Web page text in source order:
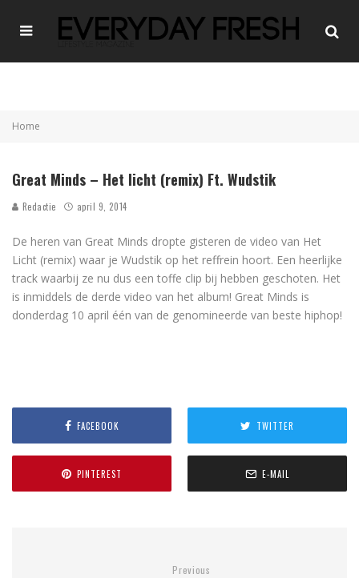
Home
Great Minds – Het licht (remix) Ft. Wudstik
Redactie april 9, 2014
De heren van Great Minds dropte gisteren de video van Het
Licht (remix) waar je Wudstik op het reffrein hoort. Een heerlijke
track waarbij ze nu dus een toffe clip bij hebben geschoten. Het
is inmiddels de derde video van het album! Great Minds is
donderdag 10 april één van de genomineerde van beste hiphop!
FACEBOOK TWITTER
PINTEREST E-MAIL
Previous